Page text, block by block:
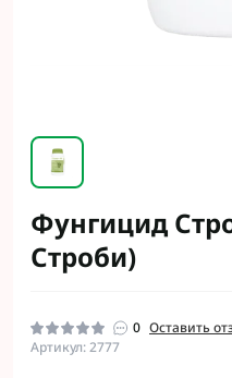
Фунгицид
Строби)
0 Оставить
Артикул: 2777